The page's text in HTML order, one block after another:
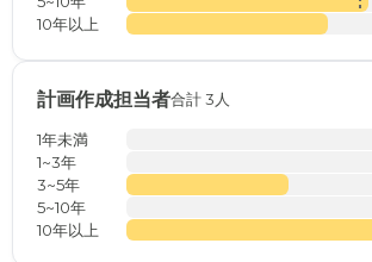
10年以上
計画作成担当者合計 3人
1年未満
1~3年
3~5年
5~10年
10年以上